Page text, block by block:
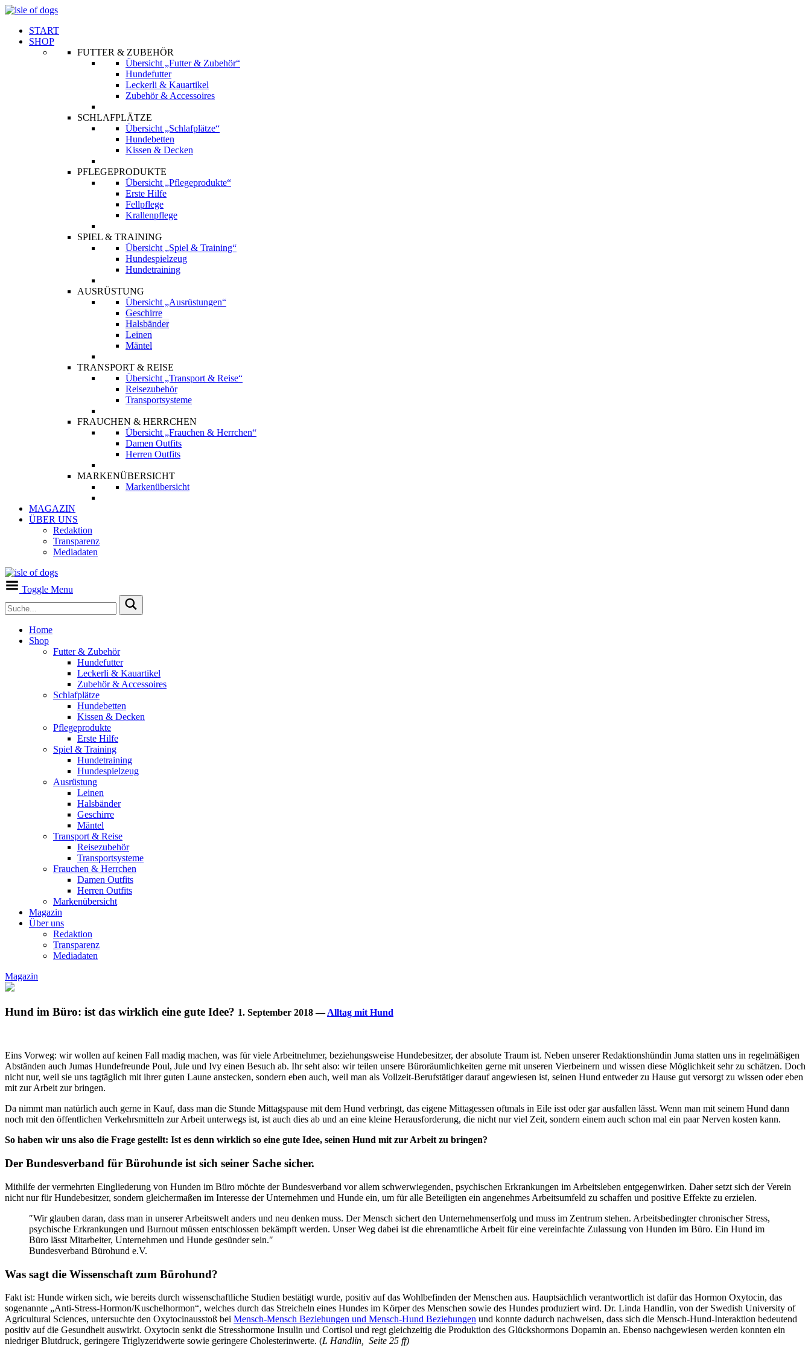
START
SHOP
FUTTER & ZUBEHÖR
Übersicht „Futter & Zubehör“
Hundefutter
Leckerli & Kauartikel
Zubehör & Accessoires
SCHLAFPLÄTZE
Übersicht „Schlafplätze“
Hundebetten
Kissen & Decken
PFLEGEPRODUKTE
Übersicht „Pflegeprodukte“
Erste Hilfe
Fellpflege
Krallenpflege
SPIEL & TRAINING
Übersicht „Spiel & Training“
Hundespielzeug
Hundetraining
AUSRÜSTUNG
Übersicht „Ausrüstungen“
Geschirre
Halsbänder
Leinen
Mäntel
TRANSPORT & REISE
Übersicht „Transport & Reise“
Reisezubehör
Transportsysteme
FRAUCHEN & HERRCHEN
Übersicht „Frauchen & Herrchen“
Damen Outfits
Herren Outfits
MARKENÜBERSICHT
Markenübersicht
MAGAZIN
ÜBER UNS
Redaktion
Transparenz
Mediadaten
Toggle Menu
Home
Shop
Futter & Zubehör
Hundefutter
Leckerli & Kauartikel
Zubehör & Accessoires
Schlafplätze
Hundebetten
Kissen & Decken
Pflegeprodukte
Erste Hilfe
Spiel & Training
Hundetraining
Hundespielzeug
Ausrüstung
Leinen
Halsbänder
Geschirre
Mäntel
Transport & Reise
Reisezubehör
Transportsysteme
Frauchen & Herrchen
Damen Outfits
Herren Outfits
Markenübersicht
Magazin
Über uns
Redaktion
Transparenz
Mediadaten
Magazin
Hund im Büro: ist das wirklich eine gute Idee? 1. September 2018 — Alltag mit Hund
Eins Vorweg: wir wollen auf keinen Fall madig machen, was für viele Arbeitnehmer, beziehungsweise Hundebesitzer, der absolute Traum ist. Neben unserer Redaktionshündin Juma statten uns in regelmäßigen
Abständen auch Jumas Hundefreunde Poul, Jule und Ivy einen Besuch ab. Ihr seht also: wir teilen unsere Büroräumlichkeiten gerne mit unseren Vierbeinern und wissen diese Möglichkeit sehr zu schätzen. Doch
nicht nur, weil sie uns tagtäglich mit ihrer guten Laune anstecken, sondern eben auch, weil man als Vollzeit-Berufstätiger darauf angewiesen ist, seinen Hund entweder zu Hause gut versorgt zu wissen oder eben
mit zur Arbeit zur bringen.
Da nimmt man natürlich auch gerne in Kauf, dass man die Stunde Mittagspause mit dem Hund verbringt, das eigene Mittagessen oftmals in Eile isst oder gar ausfallen lässt. Wenn man mit seinem Hund dann
noch mit den öffentlichen Verkehrsmitteln zur Arbeit unterwegs ist, ist auch dies ab und an eine kleine Herausforderung, die nicht nur viel Zeit, sondern einem auch schon mal ein paar Nerven kosten kann.
So haben wir uns also die Frage gestellt: Ist es denn wirklich so eine gute Idee, seinen Hund mit zur Arbeit zu bringen?
Der Bundesverband für Bürohunde ist sich seiner Sache sicher.
Mithilfe der vermehrten Eingliederung von Hunden im Büro möchte der Bundesverband vor allem schwerwiegenden, psychischen Erkrankungen im Arbeitsleben entgegenwirken. Daher setzt sich der Verein
nicht nur für Hundebesitzer, sondern gleichermaßen im Interesse der Unternehmen und Hunde ein, um für alle Beteiligten ein angenehmes Arbeitsumfeld zu schaffen und positive Effekte zu erzielen.
″Wir glauben daran, dass man in unserer Arbeitswelt anders und neu denken muss. Der Mensch sichert den Unternehmenserfolg und muss im Zentrum stehen. Arbeitsbedingter chronischer Stress,
psychische Erkrankungen und Burnout müssen entschlossen bekämpft werden. Unser Weg dabei ist die ehrenamtliche Arbeit für eine vereinfachte Zulassung von Hunden im Büro. Ein Hund im
Büro lässt Mitarbeiter, Unternehmen und Hunde gesünder sein.″
Bundesverband Bürohund e.V.
Was sagt die Wissenschaft zum Bürohund?
Fakt ist: Hunde wirken sich, wie bereits durch wissenschaftliche Studien bestätigt wurde, positiv auf das Wohlbefinden der Menschen aus. Hauptsächlich verantwortlich ist dafür das Hormon Oxytocin, das
sogenannte „Anti-Stress-Hormon/Kuschelhormon“, welches durch das Streicheln eines Hundes im Körper des Menschen sowie des Hundes produziert wird. Dr. Linda Handlin, von der Swedish University of
Agricultural Sciences, untersuchte den Oxytocinausstoß bei Mensch-Mensch Beziehungen und Mensch-Hund Beziehungen und konnte dadurch nachweisen, dass sich die Mensch-Hund-Interaktion bedeutend
positiv auf die Gesundheit auswirkt. Oxytocin senkt die Stresshormone Insulin und Cortisol und regt gleichzeitig die Produktion des Glückshormons Dopamin an. Ebenso nachgewiesen werden konnten ein
niedriger Blutdruck, geringere Triglyzeridwerte sowie geringere Cholesterinwerte. (L Handlin, Seite 25 ff)